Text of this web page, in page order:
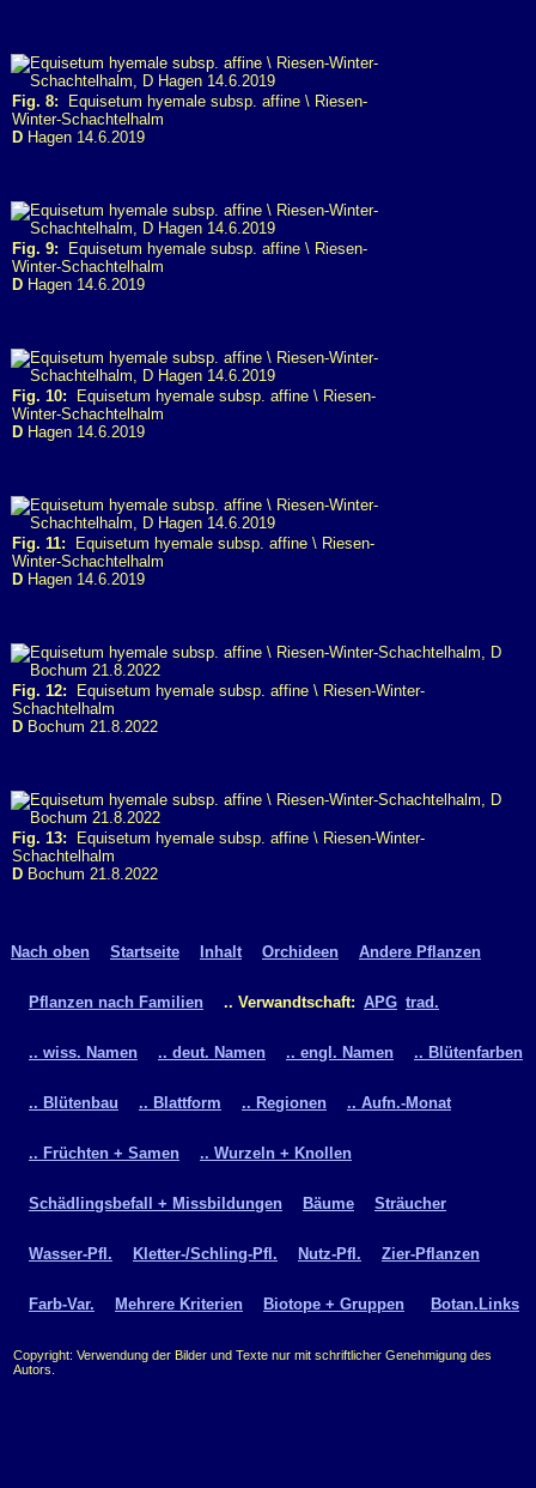
Fig. 8: Equisetum hyemale subsp. affine \ Riesen-
Winter-Schachtelhalm
D Hagen 14.6.2019
Fig. 9: Equisetum hyemale subsp. affine \ Riesen-
Winter-Schachtelhalm
D Hagen 14.6.2019
Fig. 10: Equisetum hyemale subsp. affine \ Riesen-
Winter-Schachtelhalm
D Hagen 14.6.2019
Fig. 11: Equisetum hyemale subsp. affine \ Riesen-
Winter-Schachtelhalm
D Hagen 14.6.2019
Fig. 12: Equisetum hyemale subsp. affine \ Riesen-Winter-
Schachtelhalm
D Bochum 21.8.2022
Fig. 13: Equisetum hyemale subsp. affine \ Riesen-Winter-
Schachtelhalm
D Bochum 21.8.2022
Nach oben Startseite Inhalt Orchideen Andere Pflanzen
Pflanzen nach Familien .. Verwandtschaft: APG trad.
.. wiss. Namen .. deut. Namen .. engl. Namen .. Blütenfarben
.. Blütenbau .. Blattform .. Regionen .. Aufn.-Monat
.. Früchten + Samen .. Wurzeln + Knollen
Schädlingsbefall + Missbildungen Bäume Sträucher
Wasser-Pfl. Kletter-/Schling-Pfl. Nutz-Pfl. Zier-Pflanzen
Farb-Var. Mehrere Kriterien Biotope + Gruppen Botan.Links
Copyright: Verwendung der Bilder und Texte nur mit schriftlicher Genehmigung des
Autors.